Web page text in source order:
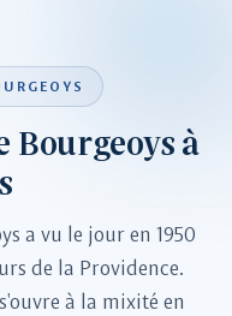
Bourgeoys à
a vu le jour en 1950
de la Providence.
à la mixité en